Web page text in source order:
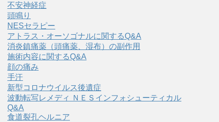
不安神経症
頭鳴り
NESセラピー
アトラス・オーソゴナルに関するQ&A
消炎鎮痛薬（頭痛薬、湿布）の副作用
施術内容に関するQ&A
顔の痛み
手汗
新型コロナウイルス後遺症
波動転写レメディ ＮＥＳインフォシューティカル
Q&A
食道裂孔ヘルニア